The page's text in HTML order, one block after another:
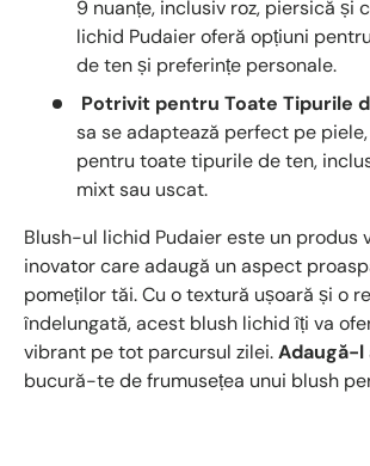
9 nuanțe, inclusiv roz, piersică și
lichid Pudaier oferă opțiuni
de ten și preferințe personale.
Potrivit pentru Toate Tipurile
sa se adaptează perfect pe
pentru toate tipurile de ten,
mixt sau uscat.
Blush-ul lichid Pudaier este un produs
inovator care adaugă un aspect
pomeților tăi. Cu o textură ușoară și o
îndelungată, acest blush lichid îți va
vibrant pe tot parcursul zilei.Adaugă-l
bucură-te de frumusețea unui blush